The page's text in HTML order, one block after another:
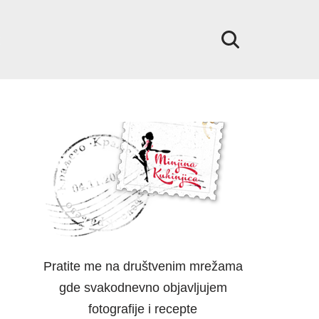
Pratite me na društvenim mrežama
gde svakodnevno objavljujem
fotografije i recepte